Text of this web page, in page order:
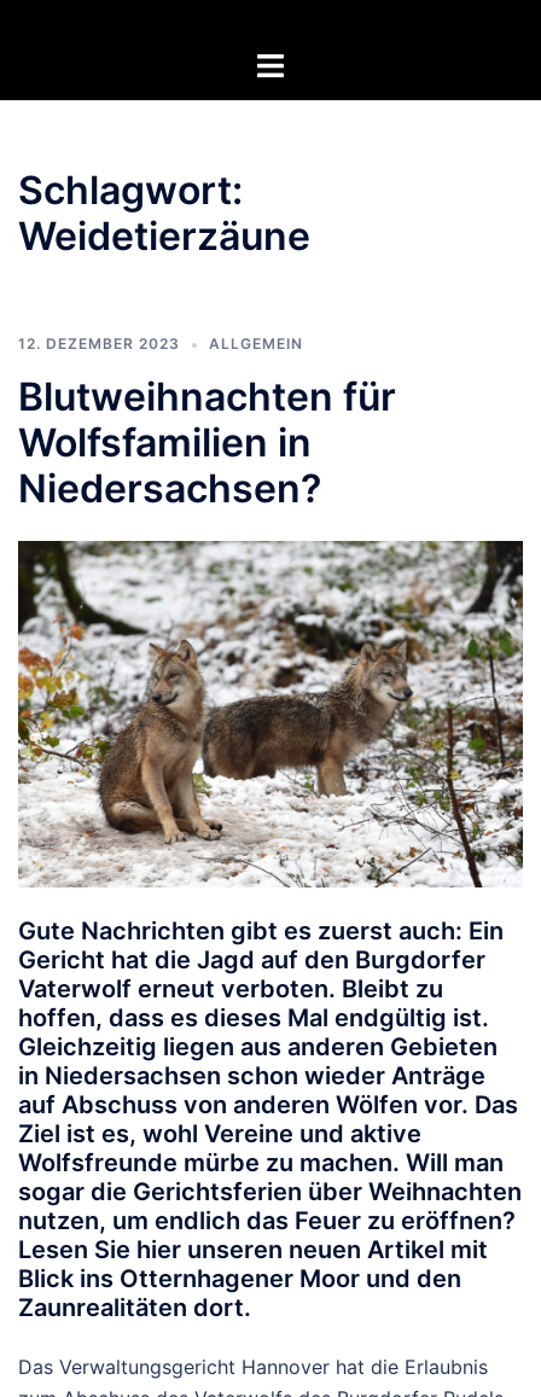
Menü
Schlagwort:
Weidetierzäune
12. DEZEMBER 2023 ALLGEMEIN
Blutweihnachten für
Wolfsfamilien in
Niedersachsen?
Gute Nachrichten gibt es zuerst auch: Ein
Gericht hat die Jagd auf den Burgdorfer
Vaterwolf erneut verboten. Bleibt zu
hoffen, dass es dieses Mal endgültig ist.
Gleichzeitig liegen aus anderen Gebieten
in Niedersachsen schon wieder Anträge
auf Abschuss von anderen Wölfen vor. Das
Ziel ist es, wohl Vereine und aktive
Wolfsfreunde mürbe zu machen. Will man
sogar die Gerichtsferien über Weihnachten
nutzen, um endlich das Feuer zu eröffnen?
Lesen Sie hier unseren neuen Artikel mit
Blick ins Otternhagener Moor und den
Zaunrealitäten dort.
Das Verwaltungsgericht Hannover hat die Erlaubnis